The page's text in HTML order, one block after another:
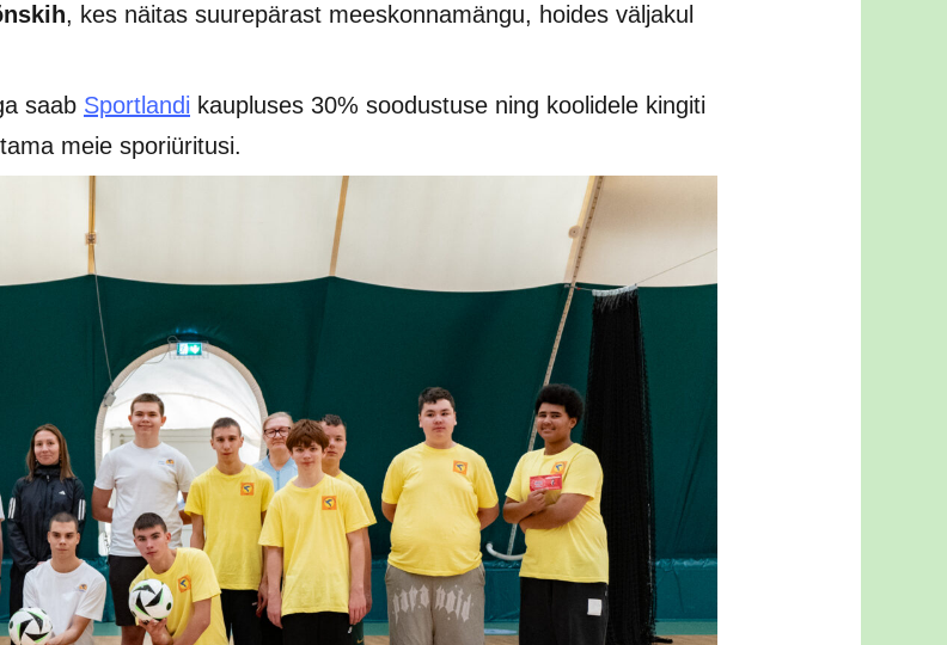
, kes näitas suurepärast meeskonnamängu, hoides väljakul
saab Sportlandi kaupluses 30% soodustuse ning koolidele kingiti
meie sporiüritusi.